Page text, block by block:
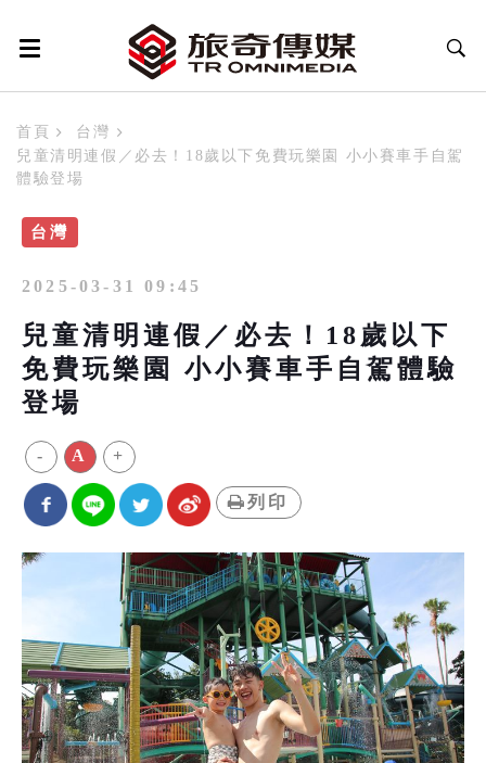
首頁
台灣
兒童清明連假／必去！18歲以下免費玩樂園 小小賽車手自駕
體驗登場
台灣
2025-03-31 09:45
兒童清明連假／必去！18歲以下
免費玩樂園 小小賽車手自駕體驗
登場
- A +
列印